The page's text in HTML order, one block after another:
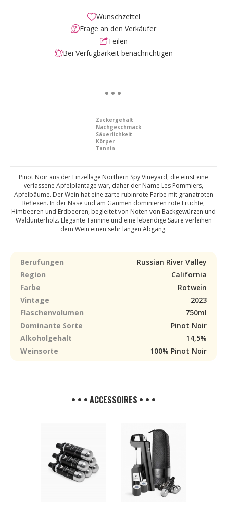
Wunschzettel
Frage an den Verkäufer
Teilen
Bei Verfügbarkeit benachrichtigen
Zuckergehalt
Nachgeschmack
Säuerlichkeit
Körper
Tannin
Pinot Noir aus der Einzellage Northern Spy Vineyard, die einst eine
verlassene Apfelplantage war, daher der Name Les Pommiers,
Apfelbäume. Der Wein hat eine zarte rubinrote Farbe mit granatroten
Reflexen. In der Nase und am Gaumen dominieren rote Früchte,
Himbeeren und Erdbeeren, begleitet von Noten von Backgewürzen und
Waldunterholz. Elegante Tannine und eine lebendige Säure verleihen
dem Wein einen sehr langen Abgang.
Berufungen
Russian River Valley
Region
California
Farbe
Rotwein
Vintage
2023
Flaschenvolumen
750ml
Dominante Sorte
Pinot Noir
Alkoholgehalt
14,5%
Weinsorte
100% Pinot Noir
• • • ACCESSOIRES • • •